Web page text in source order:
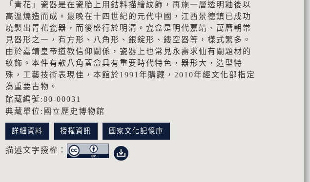
「青花」瓷器是在瓷胎上用鈷料描繪紋飾，再施一層透明釉後以
高溫燒造而成。最晚在十四世紀的元代中國，江西景德鎮已成功
燒製出青花瓷器，而後盛行於明清。瓷盒是明代嘉靖、萬曆朝常
見器形之一，有方形、八角形、銀錠形、鏤空器等，樣式繁多。
由於嘉靖皇帝道教信仰關係，瓷器上也常見永壽求仙有關題材的
紋飾。本件有款八角蓋盒具有重要時代特色，器形大，造型特
殊，工藝技術表現佳，本館於1991年購藏，2010年經文化部指定
為重要古物。
館藏編號:80-00031
典藏單位:國立歷史博物館
詳細資料 授權資訊 國家文化記憶庫
描述文字授權：